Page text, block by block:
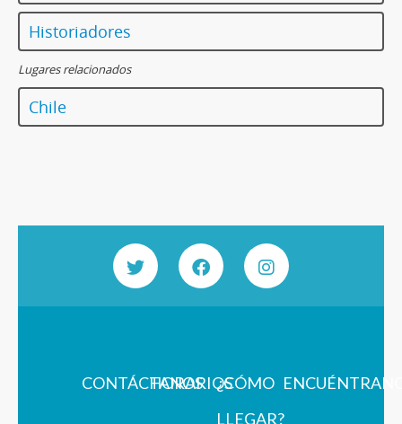
Historiadores
Lugares relacionados
Chile
CONTÁCTANOS
HORARIOS¿CÓMO
LLEGAR?